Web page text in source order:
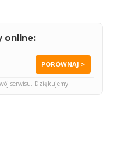
online:
PORÓWNAJ >
serwisu. Dziękujemy!